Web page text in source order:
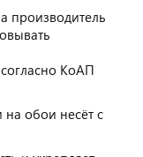
производитель
КоАП
обои несёт с